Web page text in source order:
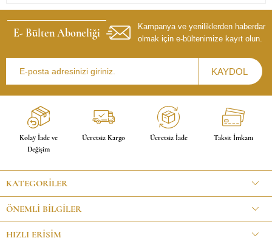
E- Bülten Aboneliği
Kampanya ve yeniliklerden haberdar
olmak için e-bültenimize kayıt olun.
Kolay İade ve
Değişim
Ücretsiz Kargo Ücretsiz İade Taksit İmkanı
KATEGORILER
ÖNEMLI BILGILER
HIZLI ERIŞIM